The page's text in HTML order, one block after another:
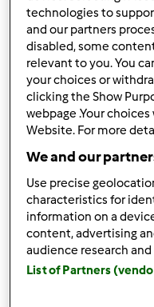
Ciao a tutte/i sono una
accorta di non essermi
Sono Francesca,
ora sono passata al
Lo uso tantissimo e
piattaforma creo
dobbiamo stare a dieta!!
technologies to
and our partners
disabled, some
relevant to you. You
your choices or
clicking the Show
webpage .Your
Website. For more
We and our
Use precise
characteristics for
information on a
content, advertising
audience research
List of Partners